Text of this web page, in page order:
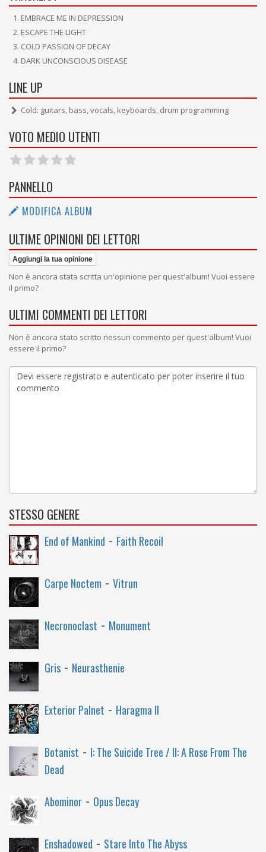
EMBRACE ME IN DEPRESSION
ESCAPE THE LIGHT
COLD PASSION OF DECAY
DARK UNCONSCIOUS DISEASE
LINE UP
Cold: guitars, bass, vocals, keyboards, drum programming
VOTO MEDIO UTENTI
PANNELLO
MODIFICA ALBUM
ULTIME OPINIONI DEI LETTORI
Aggiungi la tua opinione
Non è ancora stata scritta un'opinione per quest'album! Vuoi essere
il primo?
ULTIMI COMMENTI DEI LETTORI
Non è ancora stato scritto nessun commento per quest'album! Vuoi
essere il primo?
STESSO GENERE
End of Mankind - Faith Recoil
Carpe Noctem - Vitrun
Necronoclast - Monument
Gris - Neurasthenie
Exterior Palnet - Haragma II
Botanist - I: The Suicide Tree / II: A Rose From The
Dead
Abominor - Opus Decay
Enshadowed - Stare Into The Abyss